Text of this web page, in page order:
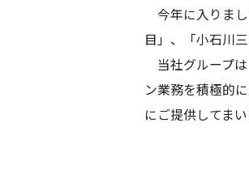
今年に入りま
目」、「小石川
当社グループ
ン業務を積極的
にご提供してまい